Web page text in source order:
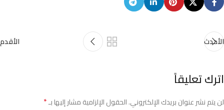
الأحدث الأقدم
اترك تعليقاً
لن يتم نشر عنوان بريدك الإلكتروني.الحقول الإلزامية مشار إليها بـ*